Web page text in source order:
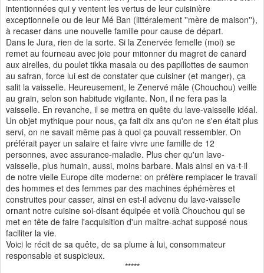
intentionnées qui y ventent les vertus de leur cuisinière
exceptionnelle ou de leur Mé Ban (littéralement ''mère de maison''),
à recaser dans une nouvelle famille pour cause de départ.
Dans le Jura, rien de la sorte. Si la Zenervée femelle (moi) se
remet au fourneau avec joie pour mitonner du magret de canard
aux airelles, du poulet tikka masala ou des papillottes de saumon
au safran, force lui est de constater que cuisiner (et manger), ça
salit la vaisselle. Heureusement, le Zenervé mâle (Chouchou) veille
au grain, selon son habitude vigilante. Non, il ne fera pas la
vaisselle. En revanche, il se mettra en quête du lave-vaisselle idéal.
Un objet mythique pour nous, ça fait dix ans qu'on ne s'en était plus
servi, on ne savait même pas à quoi ça pouvait ressembler. On
préférait payer un salaire et faire vivre une famille de 12
personnes, avec assurance-maladie. Plus cher qu'un lave-
vaisselle, plus humain, aussi, moins barbare. Mais ainsi en va-t-il
de notre vielle Europe dite moderne: on préfère remplacer le travail
des hommes et des femmes par des machines éphémères et
construites pour casser, ainsi en est-il advenu du lave-vaisselle
ornant notre cuisine soi-disant équipée et voilà Chouchou qui se
met en tête de faire l'acquisition d'un maître-achat supposé nous
faciliter la vie.
Voici le récit de sa quête, de sa plume à lui, consommateur
responsable et suspicieux.
*****